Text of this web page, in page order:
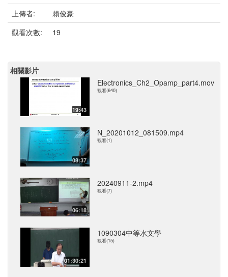
上傳者:
賴俊豪
觀看次數:
19
相關影片
19:43
Electronics_Ch2_Opamp_part4.mov
觀看(640)
08:37
N_20201012_081509.mp4
觀看(1)
06:18
20240911-2.mp4
觀看(7)
01:30:21
1090304中等水文學
觀看(15)